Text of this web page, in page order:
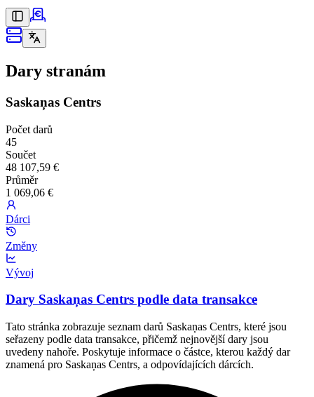
Dary stranám
Saskaņas Centrs
Počet darů
45
Součet
48 107,59 €
Průměr
1 069,06 €
Dárci
Změny
Vývoj
Dary Saskaņas Centrs podle data transakce
Tato stránka zobrazuje seznam darů Saskaņas Centrs, které jsou
seřazeny podle data transakce, přičemž nejnovější dary jsou
uvedeny nahoře. Poskytuje informace o částce, kterou každý dar
znamená pro Saskaņas Centrs, a odpovídajících dárcích.